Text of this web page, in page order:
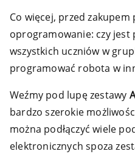
Co więcej, przed
oprogramowanie: czy jest
wszystkich uczniów w
programować robota w
Weźmy pod lupę zestawy
bardzo szerokie
można podłączyć wiele
elektronicznych spoza